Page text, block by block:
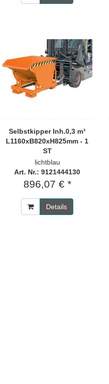
Selbstkipper Inh.0,3 m³
L1160xB820xH825mm - 1
ST
lichtblau
Art. Nr.: 9121444130
896,07 € *
Details